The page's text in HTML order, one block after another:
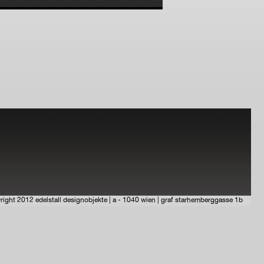
2012 edelstall designobjekte | a - 1040 wien | graf starhemberggasse 1b